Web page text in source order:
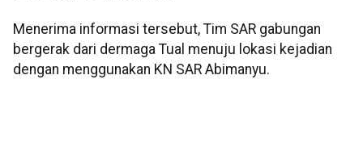
Menerima informasi tersebut, Tim SAR gabungan
bergerak dari dermaga Tual menuju lokasi kejadian
dengan menggunakan KN SAR Abimanyu.